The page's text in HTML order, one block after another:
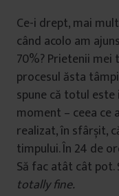
Ce-i drept, mai
când acolo am
70%? Prietenii
procesul ăsta
spune că totul
moment – ceea ce
realizat, în sfârșit,
timpului. În 24 de
Să fac atât cât pot.
totally fine.